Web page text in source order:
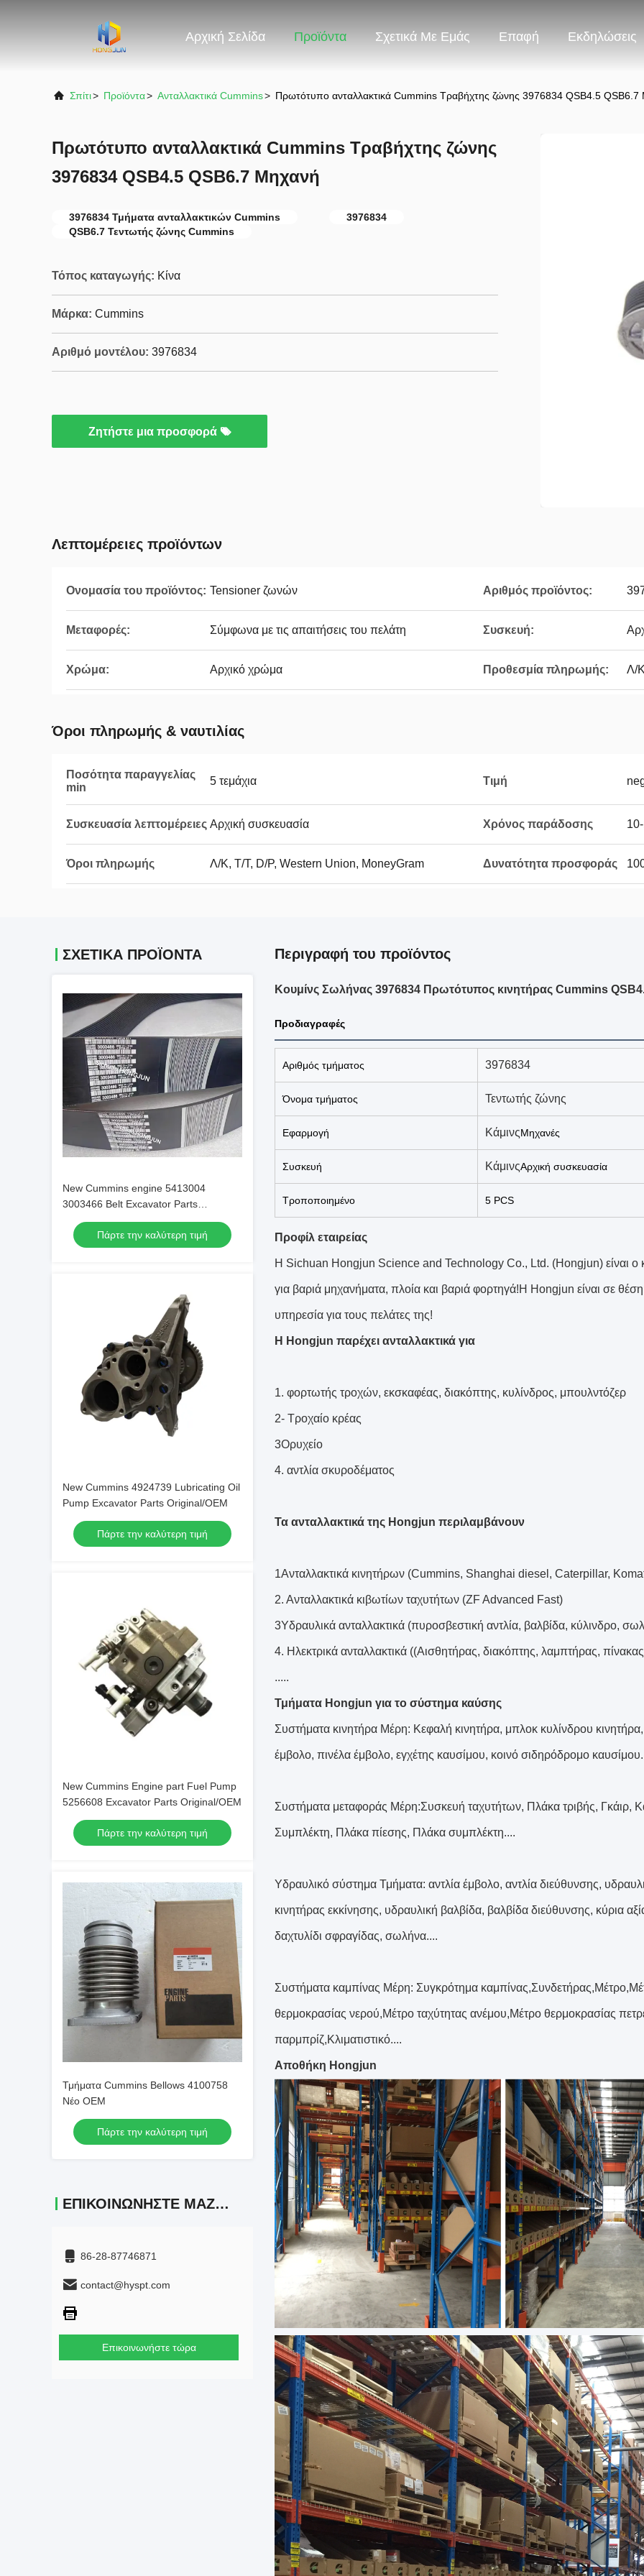
Αρχική Σελίδα Προϊόντα Σχετικά Με Εμάς Επαφή Εκδηλώσεις
Σπίτι> Προϊόντα> Ανταλλακτικά Cummins> Πρωτότυπο ανταλλακτικά Cummins Τραβήχτης ζώνης 3976834 QSB4.5 QSB6.7
Πρωτότυπο ανταλλακτικά Cummins Τραβήχτης ζώνης
3976834 QSB4.5 QSB6.7 Μηχανή
3976834 Τμήματα ανταλλακτικών Cummins
3976834
QSB6.7 Τεντωτής ζώνης Cummins
Τόπος καταγωγής: Κίνα
Μάρκα: Cummins
Αριθμό μοντέλου: 3976834
Ζητήστε μια προσφορά
Λεπτομέρειες προϊόντων
Ονομασία του προϊόντος: Tensioner ζωνών Αριθμός προϊόντος:
Μεταφορές: Σύμφωνα με τις απαιτήσεις του πελάτη Συσκευή:
Χρώμα: Αρχικό χρώμα Προθεσμία πληρωμής: Λ/
Όροι πληρωμής & ναυτιλίας
Ποσότητα παραγγελίας
min
5 τεμάχια Τιμή
Συσκευασία λεπτομέρειες Αρχική συσκευασία Χρόνος παράδοσης
Όροι πληρωμής Λ/Κ, T/T, D/P, Western Union, MoneyGram Δυνατότητα προσφοράς
ΣΧΕΤΙΚΑ ΠΡΟΪΟΝΤΑ
New Cummins engine 5413004
3003466 Belt Excavator Parts
Original/OEM
Πάρτε την καλύτερη τιμή
New Cummins 4924739 Lubricating Oil
Pump Excavator Parts Original/OEM
Πάρτε την καλύτερη τιμή
New Cummins Engine part Fuel Pump
5256608 Excavator Parts Original/OEM
Πάρτε την καλύτερη τιμή
Τμήματα Cummins Bellows 4100758
Νέο OEM
Πάρτε την καλύτερη τιμή
ΕΠΙΚΟΙΝΩΝΉΣΤΕ ΜΑΖΊ ΜΑΣ
86-28-87746871
contact@hyspt.com
Επικοινωνήστε τώρα
Περιγραφή του προϊόντος
Κουμίνς Σωλήνας 3976834 Πρωτότυπος κινητήρας Cummins
Προδιαγραφές
Αριθμός τμήματος 3976834
Όνομα τμήματος Τεντωτής ζώνης
Εφαρμογή ΚάμινςΜηχανές
Συσκευή ΚάμινςΑρχική συσκευασία
Τροποποιημένο 5 PCS
Προφίλ εταιρείας
Η Sichuan Hongjun Science and Technology Co., Ltd. (Hongjun) είναι ο
για βαριά μηχανήματα, πλοία και βαριά φορτηγά!Η Hongjun είναι σε
υπηρεσία για τους πελάτες της!
Η Hongjun παρέχει ανταλλακτικά για
1. φορτωτής τροχών, εκσκαφέας, διακόπτης, κυλίνδρος, μπουλντόζερ
2- Τροχαίο κρέας
3Ορυχείο
4. αντλία σκυροδέματος
Τα ανταλλακτικά της Hongjun περιλαμβάνουν
1Ανταλλακτικά κινητήρων (Cummins, Shanghai diesel, Caterpillar,
2. Ανταλλακτικά κιβωτίων ταχυτήτων (ZF Advanced Fast)
3Υδραυλικά ανταλλακτικά (πυροσβεστική αντλία, βαλβίδα, κύλινδρο,
4. Ηλεκτρικά ανταλλακτικά ((Αισθητήρας, διακόπτης, λαμπτήρας,
.....
Τμήματα Hongjun για το σύστημα καύσης
Συστήματα κινητήρα Μέρη: Κεφαλή κινητήρα, μπλοκ κυλίνδρου
έμβολο, πινέλα έμβολο, εγχέτης καυσίμου, κοινό σιδηρόδρομο
Συστήματα μεταφοράς Μέρη:Συσκευή ταχυτήτων, Πλάκα τριβής, Γκάιρ,
Συμπλέκτη, Πλάκα πίεσης, Πλάκα συμπλέκτη....
Υδραυλικό σύστημα Τμήματα: αντλία έμβολο, αντλία διεύθυνσης,
κινητήρας εκκίνησης, υδραυλική βαλβίδα, βαλβίδα διεύθυνσης, κύρια
δαχτυλίδι σφραγίδας, σωλήνα....
Συστήματα καμπίνας Μέρη: Συγκρότημα
θερμοκρασίας νερού,Μέτρο ταχύτητας ανέμου,Μέτρο θερμοκρασίας
παρμπρίζ,Κλιματιστικό....
Αποθήκη Hongjun